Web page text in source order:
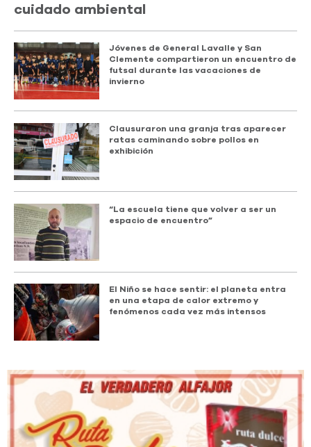
cuidado ambiental
Jóvenes de General Lavalle y San
Clemente compartieron un encuentro de
futsal durante las vacaciones de
invierno
Clausuraron una granja tras aparecer
ratas caminando sobre pollos en
exhibición
“La escuela tiene que volver a ser un
espacio de encuentro”
El Niño se hace sentir: el planeta entra
en una etapa de calor extremo y
fenómenos cada vez más intensos